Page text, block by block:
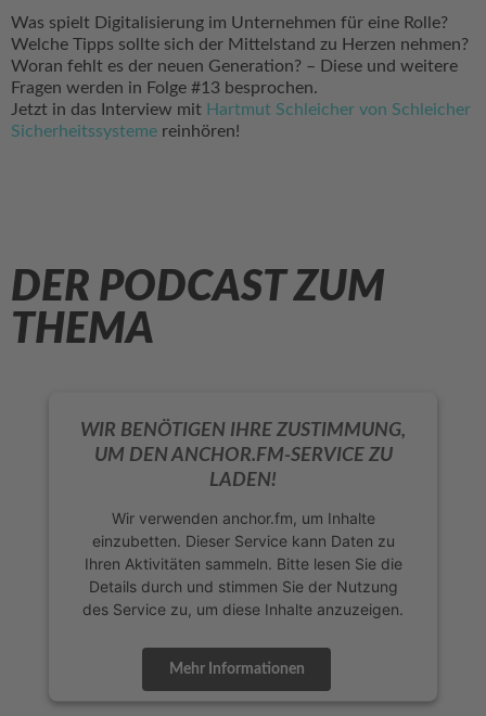
Was spielt Digitalisierung im Unternehmen für eine Rolle?
Welche Tipps sollte sich der Mittelstand zu Herzen nehmen?
Woran fehlt es der neuen Generation? – Diese und weitere
Fragen werden in Folge #13 besprochen.
Jetzt in das Interview mit Hartmut Schleicher von Schleicher
Sicherheitssysteme reinhören!
DER PODCAST ZUM
THEMA
WIR BENÖTIGEN IHRE ZUSTIMMUNG,
UM DEN ANCHOR.FM-SERVICE ZU
LADEN!
Wir verwenden anchor.fm, um Inhalte
einzubetten. Dieser Service kann Daten zu
Ihren Aktivitäten sammeln. Bitte lesen Sie die
Details durch und stimmen Sie der Nutzung
des Service zu, um diese Inhalte anzuzeigen.
Mehr Informationen